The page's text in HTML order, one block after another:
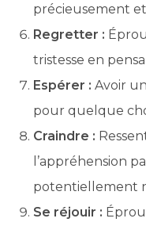
précieusement
Regretter :
tristesse en
Espérer : Avoir
pour quelque
Craindre :
l’appréhension
potentiellement
Se réjouir :